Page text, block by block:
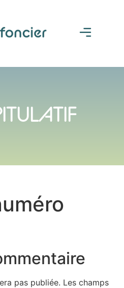
pas publiée. Les champs